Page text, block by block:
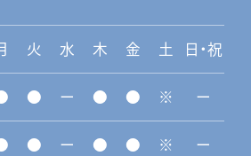
火 水 木 金 土 日・祝
● ー ● ● ※ ー
● ー ● ● ※ ー